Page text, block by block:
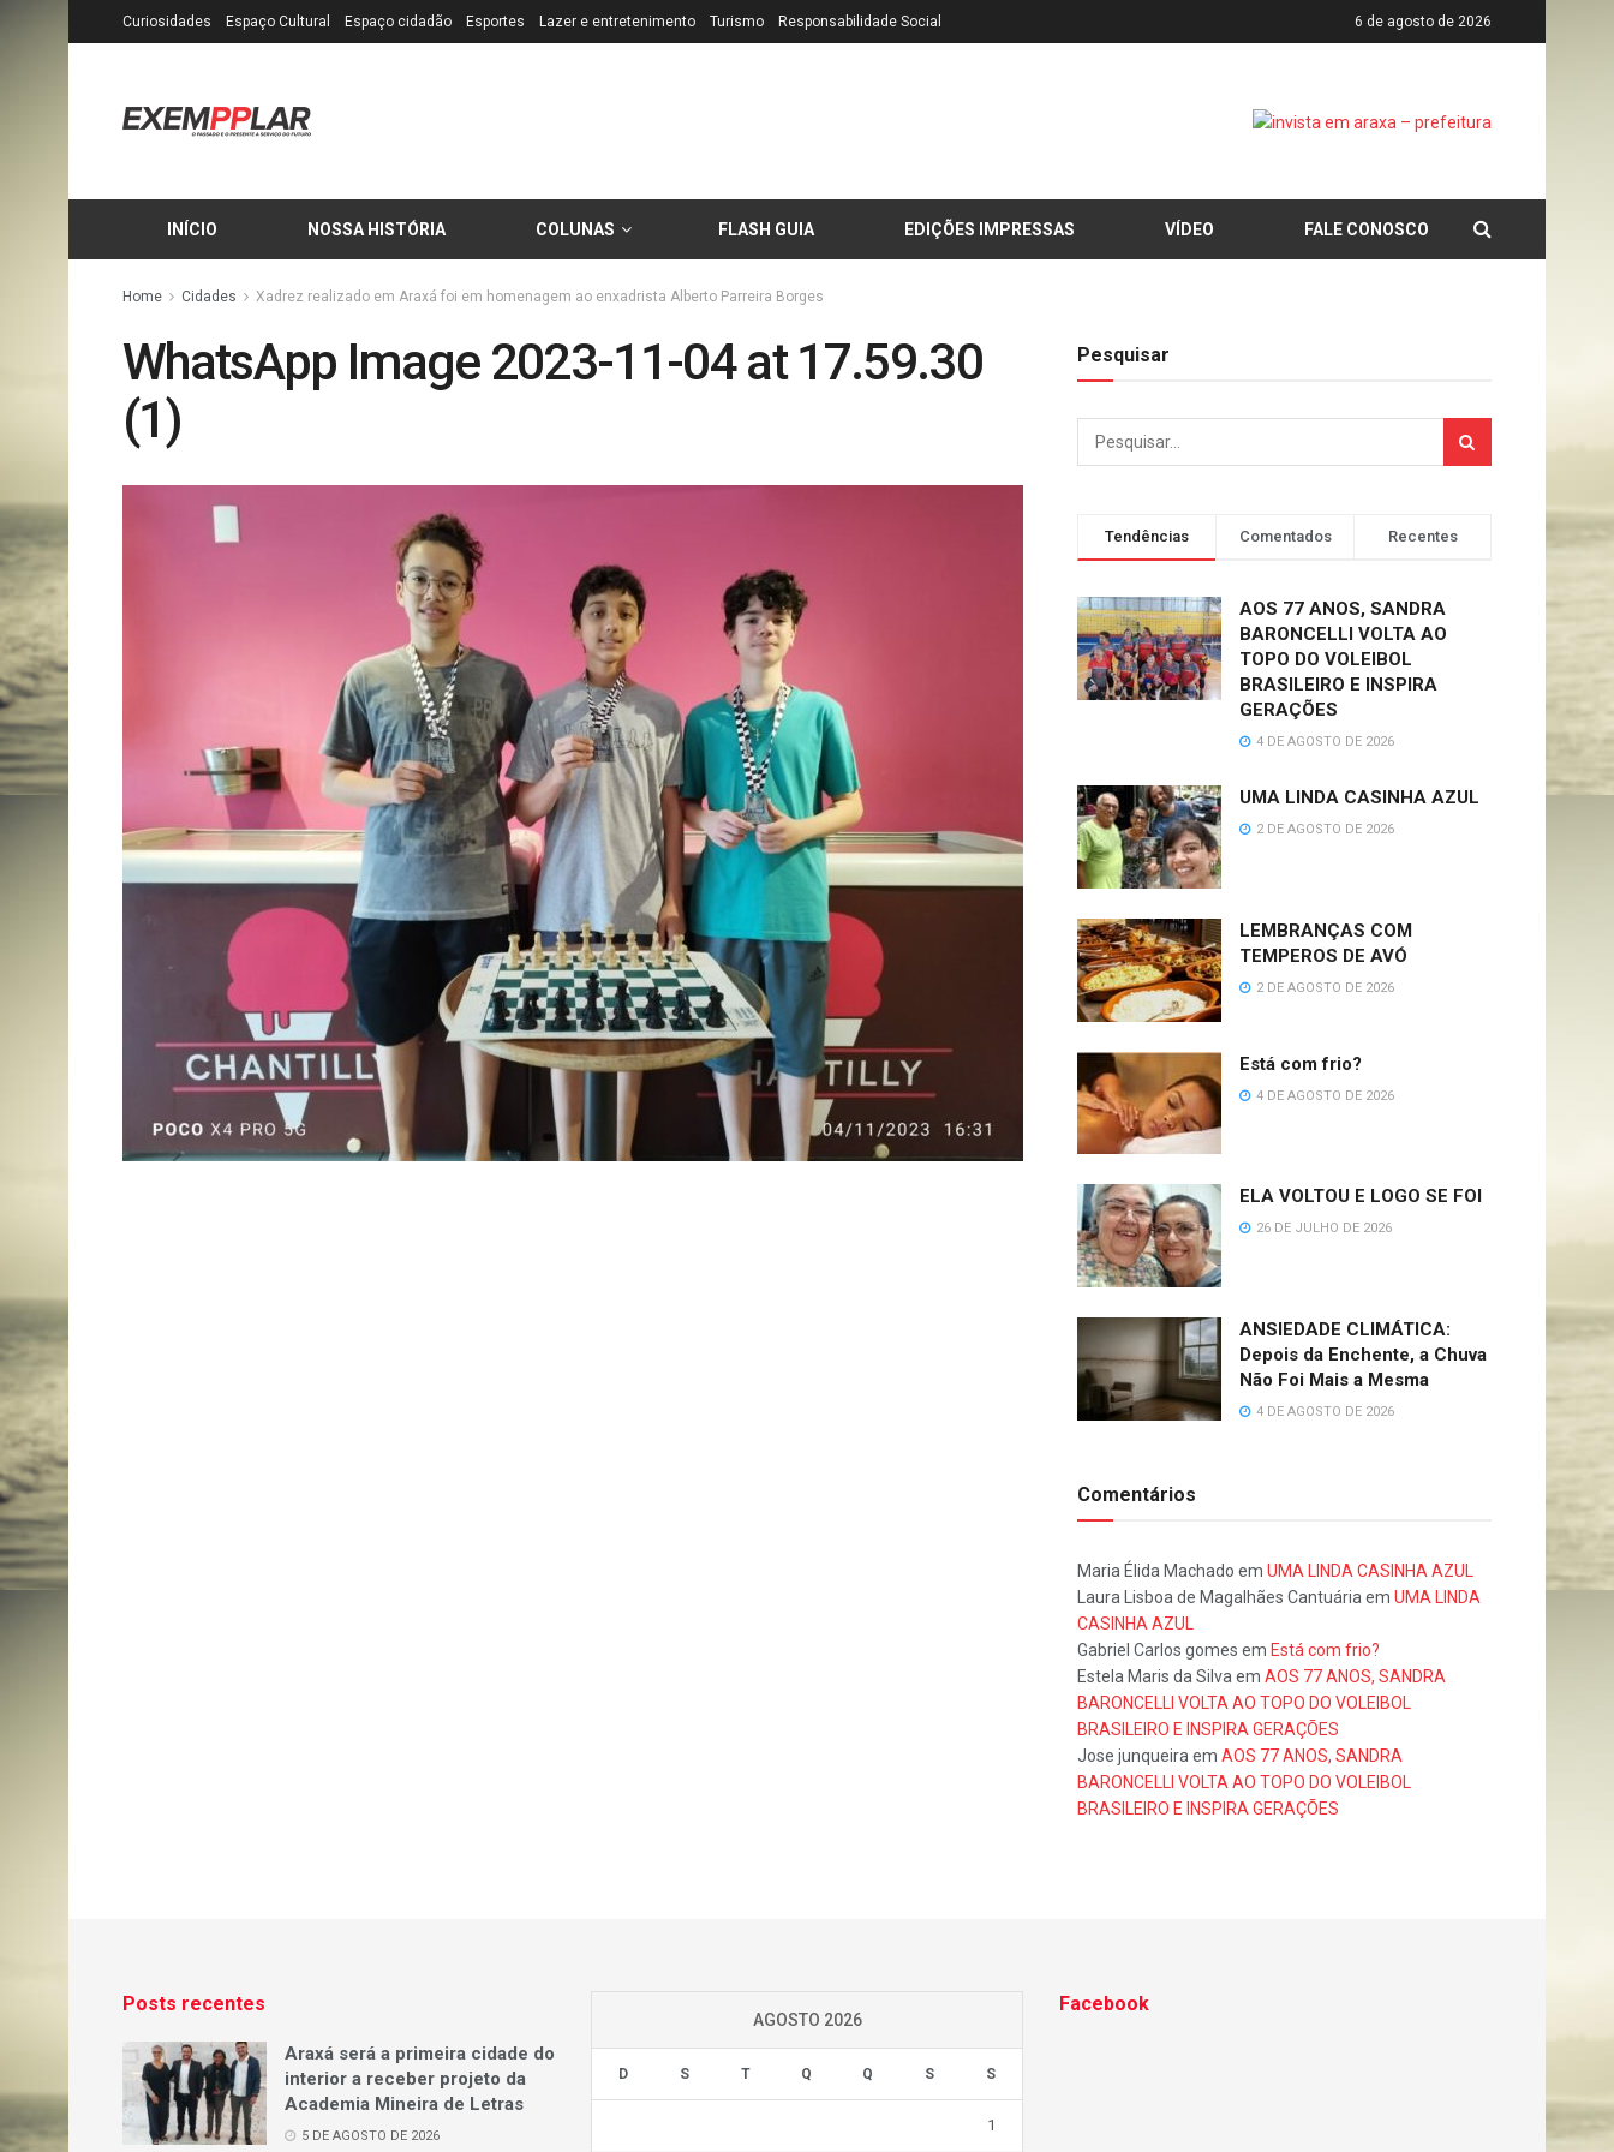
Curiosidades Espaço Cultural Espaço cidadão Esportes Lazer e entretenimento Turismo Responsabilidade Social 6 de agosto de 2026
INÍCIO NOSSA HISTÓRIA COLUNAS FLASH GUIA EDIÇÕES IMPRESSAS VÍDEO FALE CONOSCO
Home Cidades Xadrez realizado em Araxá foi em homenagem ao enxadrista Alberto Parreira Borges
WhatsApp Image 2023-11-04 at 17.59.30
(1)
Pesquisar
Tendências Comentados Recentes
AOS 77 ANOS, SANDRA
BARONCELLI VOLTA AO
TOPO DO VOLEIBOL
BRASILEIRO E INSPIRA
GERAÇÕES
4 DE AGOSTO DE 2026
UMA LINDA CASINHA AZUL
2 DE AGOSTO DE 2026
LEMBRANÇAS COM
TEMPEROS DE AVÓ
2 DE AGOSTO DE 2026
Está com frio?
4 DE AGOSTO DE 2026
ELA VOLTOU E LOGO SE FOI
26 DE JULHO DE 2026
ANSIEDADE CLIMÁTICA:
Depois da Enchente, a Chuva
Não Foi Mais a Mesma
4 DE AGOSTO DE 2026
Comentários
Maria Élida Machado em UMA LINDA CASINHA AZUL
Laura Lisboa de Magalhães Cantuária em UMA LINDA
CASINHA AZUL
Gabriel Carlos gomes em Está com frio?
Estela Maris da Silva em AOS 77 ANOS, SANDRA
BARONCELLI VOLTA AO TOPO DO VOLEIBOL
BRASILEIRO E INSPIRA GERAÇÕES
Jose junqueira em AOS 77 ANOS, SANDRA
BARONCELLI VOLTA AO TOPO DO VOLEIBOL
BRASILEIRO E INSPIRA GERAÇÕES
Posts recentes
Araxá será a primeira cidade do
interior a receber projeto da
Academia Mineira de Letras
5 DE AGOSTO DE 2026
AGOSTO 2026
D S T Q Q S S
1
Facebook